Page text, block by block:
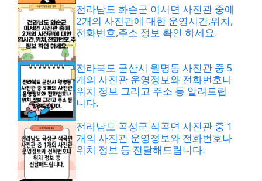
전라남도 화순군 이서면 사진관 중에
2개의 사진관에 대한 운영시간,위치,
전화번호,주소 정보 확인 하세요.
전라북도 군산시 월명동 사진관 중 5
개의 사진관 운영정보와 전화번호나
위치 정보 그리고 주소 등 알려드립
니다.
전라남도 곡성군 석곡면 사진관 중 1
개의 사진관 운영정보와 전화번호나
위치 정보 등 전달해드립니다.